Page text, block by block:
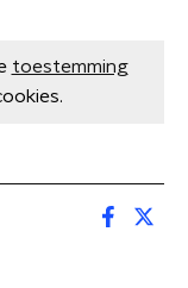
toestemming